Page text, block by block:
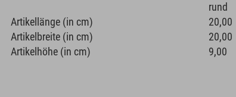
rund
Artikellänge (in cm)
20,00
Artikelbreite (in cm)
20,00
Artikelhöhe (in cm)
9,00